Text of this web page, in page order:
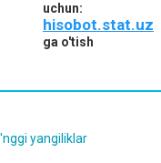
uchun:
hisobot.stat.uz
ga o'tish
yangiliklar